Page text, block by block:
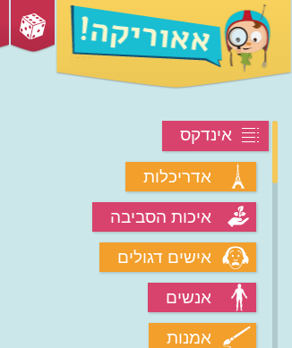
אינדקס
אדריכלות
איכות הסביבה
אישים דגולים
אנשים
אמנות
מהי המוסיקה שיוצר ה-AI?